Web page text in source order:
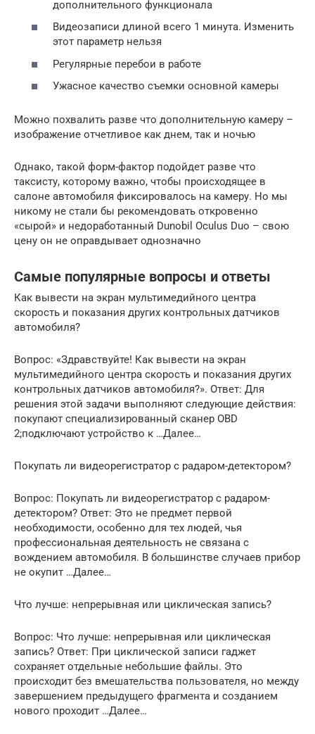
дополнительного функционала
Видеозаписи длиной всего 1 минута. Изменить
этот параметр нельзя
Регулярные перебои в работе
Ужасное качество съемки основной камеры
Можно похвалить разве что дополнительную камеру –
изображение отчетливое как днем, так и ночью
Однако, такой форм-фактор подойдет разве что
таксисту, которому важно, чтобы происходящее в
салоне автомобиля фиксировалось на камеру. Но мы
никому не стали бы рекомендовать откровенно
«сырой» и недоработанный Dunobil Oculus Duo – свою
цену он не оправдывает однозначно
Самые популярные вопросы и ответы
Как вывести на экран мультимедийного центра
скорость и показания других контрольных датчиков
автомобиля?
Вопрос: «Здравствуйте! Как вывести на экран
мультимедийного центра скорость и показания других
контрольных датчиков автомобиля?». Ответ: Для
решения этой задачи выполняют следующие действия:
покупают специализированный сканер OBD
2;подключают устройство к …Далее…
Покупать ли видеорегистратор с радаром-детектором?
Вопрос: Покупать ли видеорегистратор с радаром-
детектором? Ответ: Это не предмет первой
необходимости, особенно для тех людей, чья
профессиональная деятельность не связана с
вождением автомобиля. В большинстве случаев прибор
не окупит …Далее…
Что лучше: непрерывная или циклическая запись?
Вопрос: Что лучше: непрерывная или циклическая
запись? Ответ: При циклической записи гаджет
сохраняет отдельные небольшие файлы. Это
происходит без вмешательства пользователя, но между
завершением предыдущего фрагмента и созданием
нового проходит …Далее…